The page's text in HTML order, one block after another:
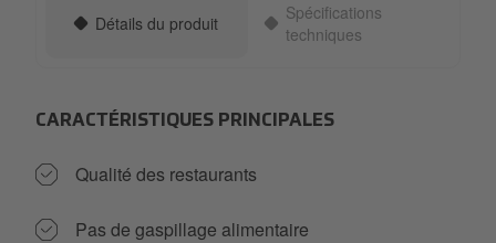
Détails du produit
Spécifications
techniques
CARACTÉRISTIQUES PRINCIPALES
Qualité des restaurants
Pas de gaspillage alimentaire